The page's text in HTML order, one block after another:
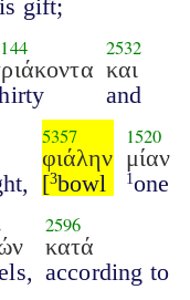
gift;
2532
και
and
5357
φιάλην
[3bowl
1520
μίαν
1 one
2596
κατά
according to